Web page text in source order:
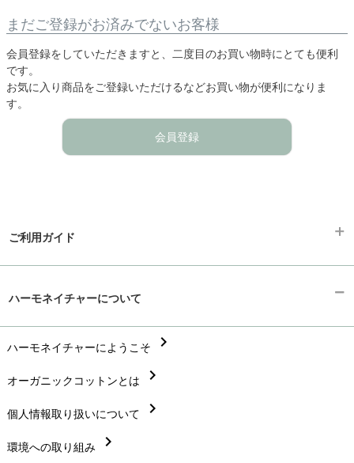
まだご登録がお済みでないお客様
会員登録をしていただきますと、二度目のお買い物時にとても便利
です。
お気に入り商品をご登録いただけるなどお買い物が便利になりま
す。
会員登録
ご利用ガイド
配送と送料chevron_right
在庫状況と発送予定chevron_right
サイズ・寸法chevron_right
生地・素材chevron_right
ハーモネイチャーについて
ハーモネイチャーにようこそ chevron_right
オーガニックコットンとは chevron_right
個人情報取り扱いについて chevron_right
環境への取り組み chevron_right